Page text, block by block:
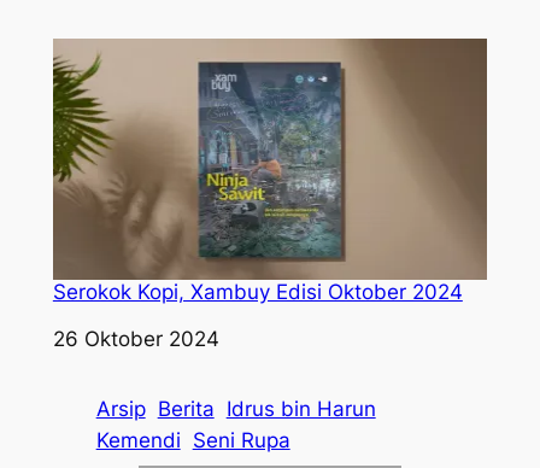
Serokok Kopi, Xambuy Edisi Oktober 2024
Tanggal
26 Oktober 2024
Arsip Berita Idrus bin Harun
Kemendi Seni Rupa